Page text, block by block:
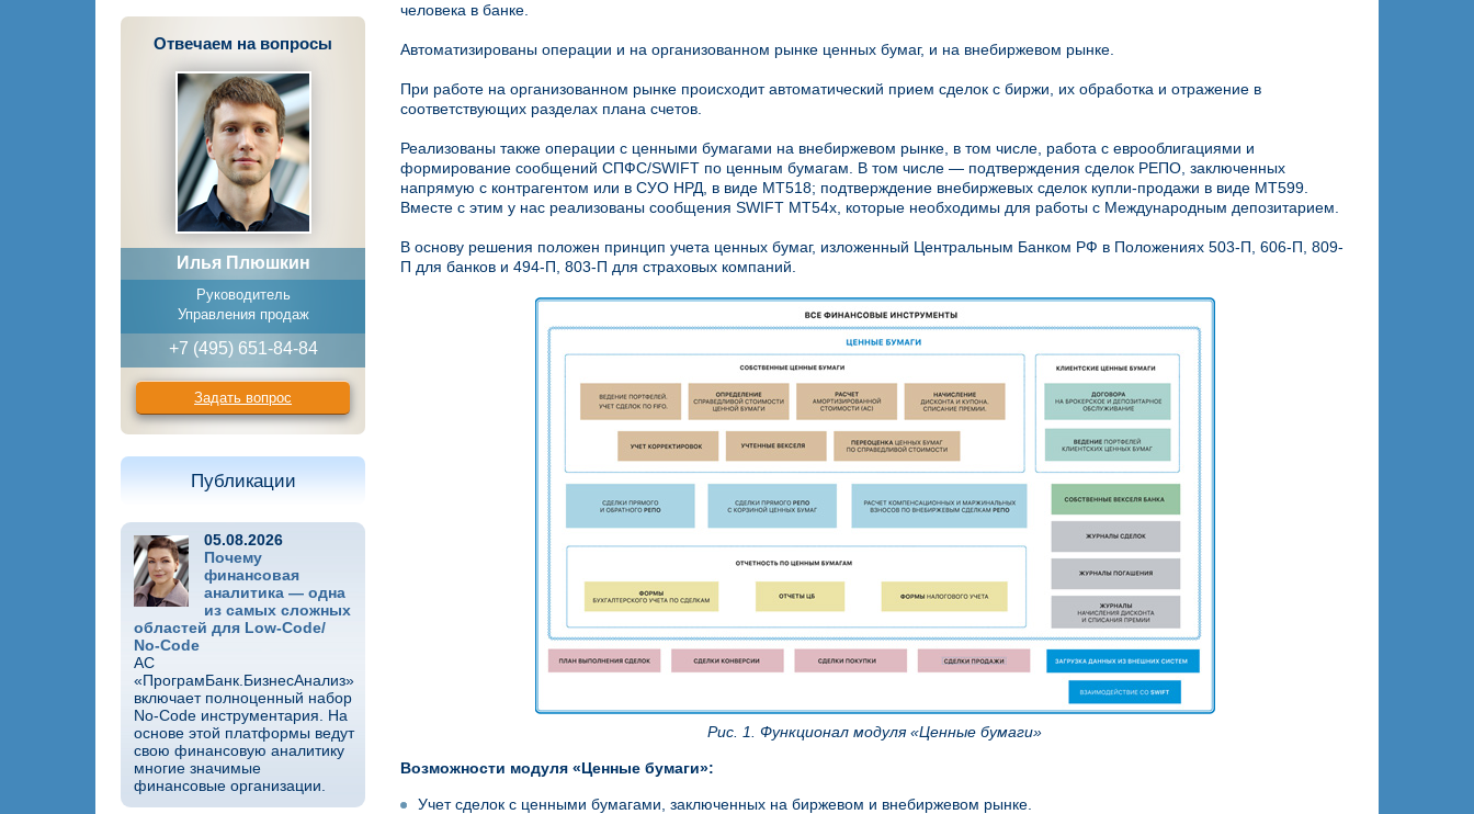
Отвечаем на вопросы
Илья Плюшкин
Руководитель
Управления продаж
+7 (495) 651-84-84
Задать вопрос
Публикации
05.08.2026
Почему
финансовая
аналитика — одна
из самых сложных
областей для Low-Code/
No-Code
АС
«ПрограмБанк.БизнесАнализ»
включает полноценный набор
No-Code инструментария. На
основе этой платформы ведут
свою финансовую аналитику
многие значимые
финансовые организации.
человека в банке.
Автоматизированы операции и на организованном рынке ценных бумаг, и на внебиржевом рынке.
При работе на организованном рынке происходит автоматический прием сделок с биржи, их обработка и отражение в
соответствующих разделах плана счетов.
Реализованы также операции с ценными бумагами на внебиржевом рынке, в том числе, работа с еврооблигациями и
формирование сообщений СПФС/SWIFT по ценным бумагам. В том числе — подтверждения сделок РЕПО, заключенных
напрямую с контрагентом или в СУО НРД, в виде MT518; подтверждение внебиржевых сделок купли-продажи в виде MT599.
Вместе с этим у нас реализованы сообщения SWIFT MT54х, которые необходимы для работы с Международным депозитарием.
В основу решения положен принцип учета ценных бумаг, изложенный Центральным Банком РФ в Положениях 503-П, 606-П, 809-
П для банков и 494-П, 803-П для страховых компаний.
Рис. 1. Функционал модуля «Ценные бумаги»
Возможности модуля «Ценные бумаги»:
Учет сделок с ценными бумагами, заключенных на биржевом и внебиржевом рынке.